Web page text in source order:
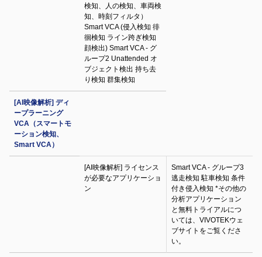
検知、人の検知、車両検
知、時刻フィルタ）
Smart VCA (侵入検知 徘
徊検知 ライン跨ぎ検知
顔検出) Smart VCA - グ
ループ2 Unattended オ
ブジェクト検出 持ち去
り検知 群集検知
[AI映像解析] ディ
ープラーニング
VCA（スマートモ
ーション検知、
Smart VCA）
[AI映像解析] ライセンス
が必要なアプリケーショ
ン
Smart VCA - グループ3
逃走検知 駐車検知 条件
付き侵入検知 *その他の
分析アプリケーション
と無料トライアルにつ
いては、VIVOTEKウェ
ブサイトをご覧くださ
い。